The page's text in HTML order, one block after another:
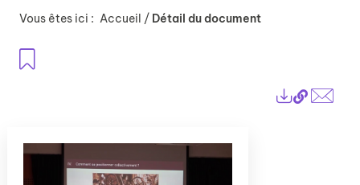
Vous êtes ici : Accueil / Détail du document
Lien